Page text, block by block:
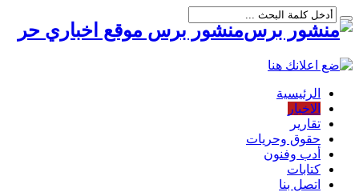
منشور برس موقع اخباري حر
الرئيسية
الاخبار
تقارير
حقوق وحريات
أدب وفنون
كتابات
اتصل بنا